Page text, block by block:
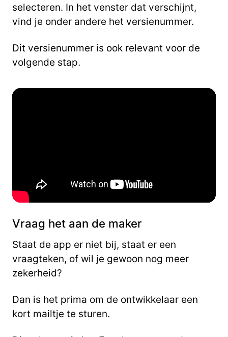
selecteren. In het venster dat verschijnt,
vind je onder andere het versienummer.
Dit versienummer is ook relevant voor de
volgende stap.
Vraag het aan de maker
Staat de app er niet bij, staat er een
vraagteken, of wil je gewoon nog meer
zekerheid?
Dan is het prima om de ontwikkelaar een
kort mailtje te sturen.